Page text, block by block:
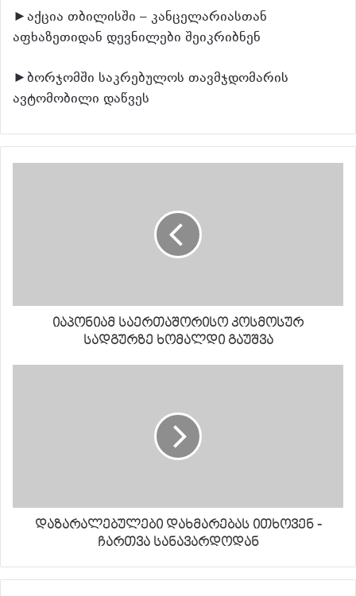
►აქცია თბილისში – კანცელარიასთან
აფხაზეთიდან დევნილები შეიკრიბნენ
►ბორჯომში საკრებულოს თავმჯდომარის
ავტომობილი დაწვეს
იაპონიამ საერთაშორისო კოსმოსურ
სადგურზე ხომალდი გაუშვა
დაზარალებულები დახმარებას ითხოვენ -
ჩართვა სანავარდოდან